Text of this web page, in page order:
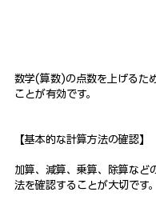
数学(算数)の点数を上げるた
ことが有効です。
【基本的な計算方法の確認】
加算、減算、乗算、除算など
法を確認することが大切です。